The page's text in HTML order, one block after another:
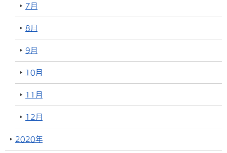
7月
8月
9月
10月
11月
12月
2020年